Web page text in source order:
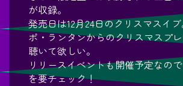
が収録。
発売日は12月24日のクリスマスイ
ポ・ランタンからのクリスマスプ
聴いて欲しい。
リリースイベントも開催予定なの
を要チェック！